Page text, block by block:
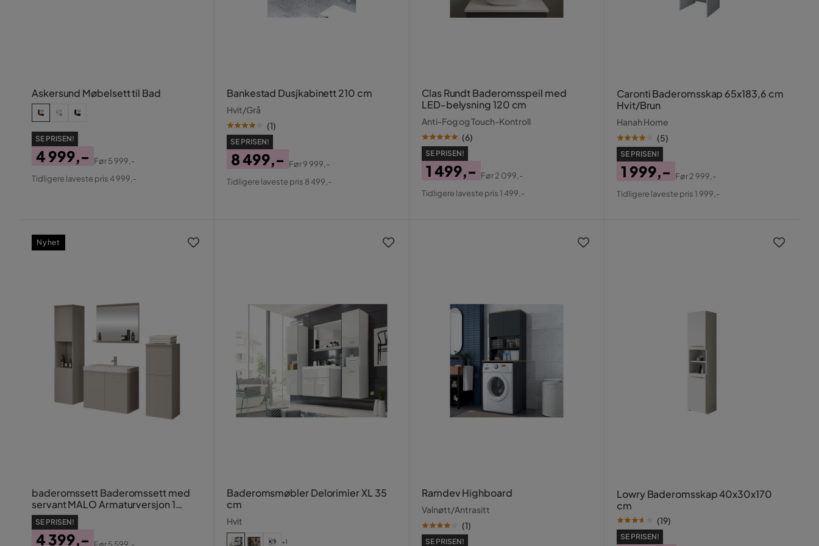
Askersund Møbelsett til Bad
SE PRISEN!
Pris
4 999,-
Original
Før5 999,-
Tidligere laveste pris 4 999,-
Bankestad Dusjkabinett 210 cm
Hvit/Grå
(1)
SE PRISEN!
Pris
8 499,-
Original
Før9 999,-
Tidligere laveste pris 8 499,-
Clas Rundt Baderomsspeil med
LED-belysning 120 cm
Anti-Fog og Touch-Kontroll
(6)
SE PRISEN!
Pris
1 499,-
Original
Før2 099,-
Tidligere laveste pris 1 499,-
Caronti Baderomsskap 65x183,6 cm
Hvit/Brun
Hanah Home
(5)
SE PRISEN!
Pris
1 999,-
Original
Før2 999,-
Tidligere laveste pris 1 999,-
baderomssett Baderomssett med
servant MALO Armaturversjon 1
Inkludert
SE PRISEN!
4 399,-
Nyhet
Baderomsmøbler Delorimier XL 35
cm
Hvit
+1
Ramdev Highboard
Valnøtt/Antrasitt
(1)
SE PRISEN!
Lowry Baderomsskap 40x30x170
cm
(19)
SE PRISEN!